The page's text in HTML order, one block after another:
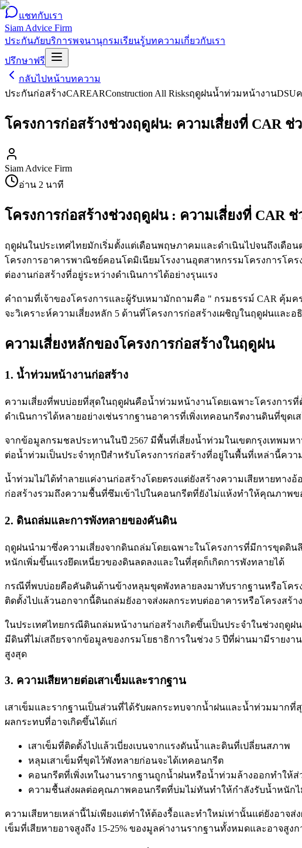
แชทกับเรา
Siam Advice Firm
ประกันภัยบริการพจนานุกรมเรียนรู้บทความเกี่ยวกับเรา
ปรึกษาฟรี
กลับไปหน้าบทความ
ประกันก่อสร้างCAREARConstruction All Risksฤดูฝนน้ำท่วมหน้างานDSU
โครงการก่อสร้างช่วงฤดูฝน: ความเสี่ยงที่ CAR ช่
Siam Advice Firm
อ่าน 2 นาที
โครงการก่อสร้างช่วงฤดูฝน : ความเสี่ยงที่ CAR
ฤดูฝนในประเทศไทยมักเริ่มตั้งแต่เดือนพฤษภาคมและดำเนินไปจนถึงเดือ
โครงการอาคารพาณิชย์คอนโดมิเนียมโรงงานอุตสาหกรรมโครงการโค
ต่องานก่อสร้างที่อยู่ระหว่างดำเนินการได้อย่างรุนแรง
คำถามที่เจ้าของโครงการและผู้รับเหมามักถามคือ " กรมธรรม์ CAR คุ้ม
จะวิเคราะห์ความเสี่ยงหลัก 5 ด้านที่โครงการก่อสร้างเผชิญในฤดูฝนและ
ความเสี่ยงหลักของโครงการก่อสร้างในฤดูฝน
1. น้ำท่วมหน้างานก่อสร้าง
ความเสี่ยงที่พบบ่อยที่สุดในฤดูฝนคือน้ำท่วมหน้างานโดยเฉพาะโครงกา
ดำเนินการได้หลายอย่างเช่นรากฐานอาคารที่เพิ่งเทคอนกรีตงานดินที่ขุด
จากข้อมูลกรมชลประทานในปี 2567 มีพื้นที่เสี่ยงน้ำท่วมในเขตกรุงเทพม
ต่อน้ำท่วมเป็นประจำทุกปีสำหรับโครงการก่อสร้างที่อยู่ในพื้นที่เหล่านี้คว
น้ำท่วมไม่ได้ทำลายแค่งานก่อสร้างโดยตรงแต่ยังสร้างความเสียหายทา
ก่อสร้างรวมถึงความชื้นที่ซึมเข้าไปในคอนกรีตที่ยังไม่แห้งทำให้คุณภาพข
2. ดินถล่มและการพังทลายของคันดิน
ฤดูฝนนำมาซึ่งความเสี่ยงจากดินถล่มโดยเฉพาะในโครงการที่มีการขุด
หนักเพิ่มขึ้นแรงยึดเหนี่ยวของดินลดลงและในที่สุดก็เกิดการพังทลายได้
กรณีที่พบบ่อยคือคันดินด้านข้างหลุมขุดพังทลายลงมาทับรากฐานหรือโครง
ติดตั้งไปแล้วนอกจากนี้ดินถล่มยังอาจส่งผลกระทบต่ออาคารหรือโครงสร้
ในประเทศไทยกรณีดินถล่มหน้างานก่อสร้างเกิดขึ้นเป็นประจำในช่วงฤดู
มีดินที่ไม่เสถียรจากข้อมูลของกรมโยธาธิการในช่วง 5 ปีที่ผ่านมามีรายง
สูงสุด
3. ความเสียหายต่อเสาเข็มและรากฐาน
เสาเข็มและรากฐานเป็นส่วนที่ได้รับผลกระทบจากน้ำฝนและน้ำท่วมมาก
ผลกระทบที่อาจเกิดขึ้นได้แก่
เสาเข็มที่ติดตั้งไปแล้วเบี่ยงเบนจากแรงดันน้ำและดินที่เปลี่ยนสภาพ
หลุมเสาเข็มที่ขุดไว้พังทลายก่อนจะได้เทคอนกรีต
คอนกรีตที่เพิ่งเทในงานรากฐานถูกน้ำฝนหรือน้ำท่วมล้างออกทำให้ส่
ความชื้นส่งผลต่อคุณภาพคอนกรีตที่บ่มไม่ทันทำให้กำลังรับน้ำหนักไ
ความเสียหายเหล่านี้ไม่เพียงแต่ทำให้ต้องรื้อและทำใหม่เท่านั้นแต่ยังอา
เข็มที่เสียหายอาจสูงถึง 15-25% ของมูลค่างานรากฐานทั้งหมดและอาจสู